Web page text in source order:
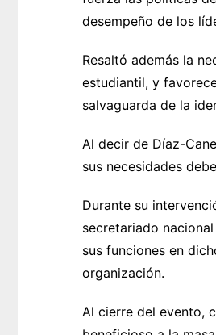
desempeño de los
Resaltó además la
estudiantil, y
salvaguarda de la
Al decir de Díaz-
sus necesidades
Durante su
secretariado
sus funciones en
organización.
Al cierre del evento,